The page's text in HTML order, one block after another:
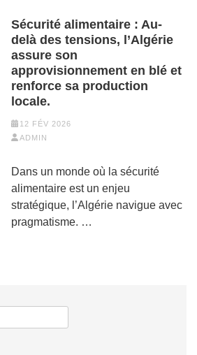
Sécurité alimentaire : Au-
delà des tensions, l’Algérie
assure son
approvisionnement en blé et
renforce sa production
locale.
12 FÉV 2026
ADMIN
Dans un monde où la sécurité
alimentaire est un enjeu
stratégique, l’Algérie navigue avec
pragmatisme. …